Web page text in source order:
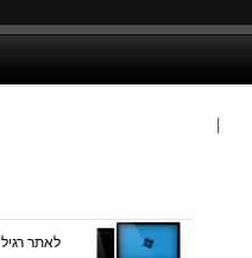
|
לאתר רגיל